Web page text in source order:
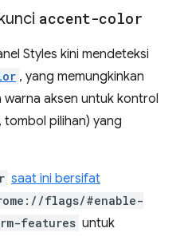
accent-color
Styles kini mendeteksi
, yang memungkinkan
aksen untuk kontrol
tombol pilihan) yang
saat ini bersifat
flags/#enable-
features untuk